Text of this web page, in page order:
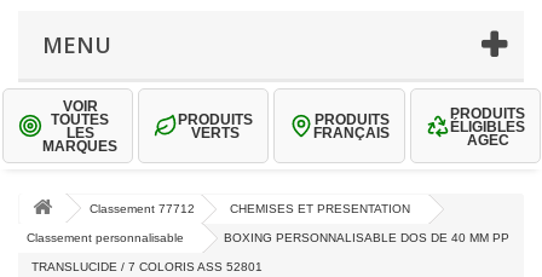
MENU
VOIR
TOUTES
LES
MARQUES
PRODUITS
VERTS
PRODUITS
FRANÇAIS
PRODUITS
ÉLIGIBLES
AGEC
Classement 77712 CHEMISES ET PRESENTATION
Classement personnalisable BOXING PERSONNALISABLE DOS DE 40 MM PP
TRANSLUCIDE / 7 COLORIS ASS 52801